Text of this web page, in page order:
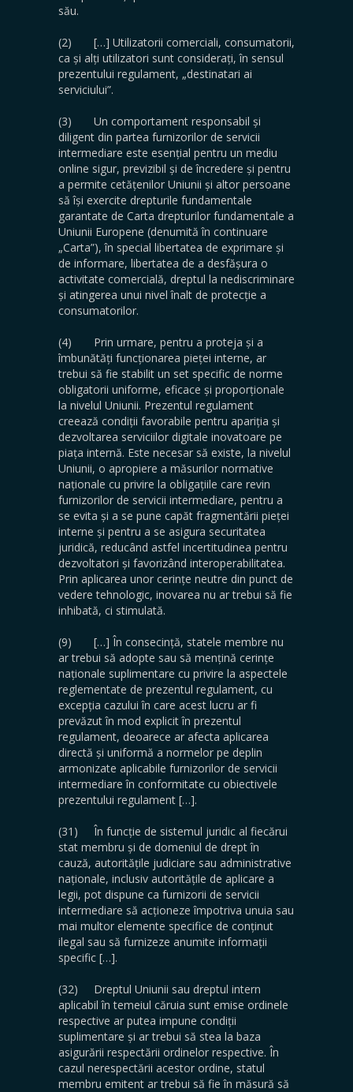
său.
(2) […] Utilizatorii comerciali, consumatorii,
ca și alți utilizatori sunt considerați, în sensul
prezentului regulament, „destinatari ai
serviciului”.
(3) Un comportament responsabil și
diligent din partea furnizorilor de servicii
intermediare este esențial pentru un mediu
online sigur, previzibil și de încredere și pentru
a permite cetățenilor Uniunii și altor persoane
să își exercite drepturile fundamentale
garantate de Carta drepturilor fundamentale a
Uniunii Europene (denumită în continuare
„Carta”), în special libertatea de exprimare și
de informare, libertatea de a desfășura o
activitate comercială, dreptul la nediscriminare
și atingerea unui nivel înalt de protecție a
consumatorilor.
(4) Prin urmare, pentru a proteja și a
îmbunătăți funcționarea pieței interne, ar
trebui să fie stabilit un set specific de norme
obligatorii uniforme, eficace și proporționale
la nivelul Uniunii. Prezentul regulament
creează condiții favorabile pentru apariția și
dezvoltarea serviciilor digitale inovatoare pe
piața internă. Este necesar să existe, la nivelul
Uniunii, o apropiere a măsurilor normative
naționale cu privire la obligațiile care revin
furnizorilor de servicii intermediare, pentru a
se evita și a se pune capăt fragmentării pieței
interne și pentru a se asigura securitatea
juridică, reducând astfel incertitudinea pentru
dezvoltatori și favorizând interoperabilitatea.
Prin aplicarea unor cerințe neutre din punct de
vedere tehnologic, inovarea nu ar trebui să fie
inhibată, ci stimulată.
(9) […] În consecință, statele membre nu
ar trebui să adopte sau să mențină cerințe
naționale suplimentare cu privire la aspectele
reglementate de prezentul regulament, cu
excepția cazului în care acest lucru ar fi
prevăzut în mod explicit în prezentul
regulament, deoarece ar afecta aplicarea
directă și uniformă a normelor pe deplin
armonizate aplicabile furnizorilor de servicii
intermediare în conformitate cu obiectivele
prezentului regulament […].
(31) În funcție de sistemul juridic al fiecărui
stat membru și de domeniul de drept în
cauză, autoritățile judiciare sau administrative
naționale, inclusiv autoritățile de aplicare a
legii, pot dispune ca furnizorii de servicii
intermediare să acționeze împotriva unuia sau
mai multor elemente specifice de conținut
ilegal sau să furnizeze anumite informații
specific […].
(32) Dreptul Uniunii sau dreptul intern
aplicabil în temeiul căruia sunt emise ordinele
respective ar putea impune condiții
suplimentare și ar trebui să stea la baza
asigurării respectării ordinelor respective. În
cazul nerespectării acestor ordine, statul
membru emitent ar trebui să fie în măsură să